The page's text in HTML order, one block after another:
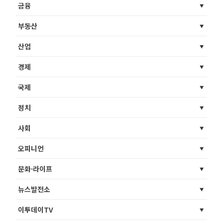
금융
부동산
산업
경제
국제
정치
사회
오피니언
문화·라이프
뉴스발전소
이투데이TV